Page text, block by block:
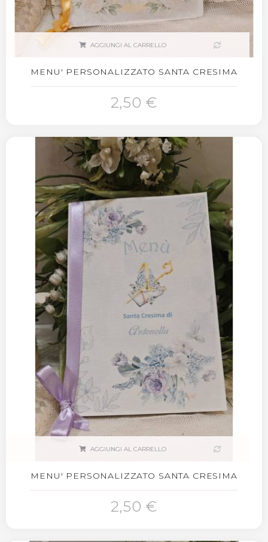
AGGIUNGI AL CARRELLO
MENU' PERSONALIZZATO SANTA CRESIMA
2,50 €
AGGIUNGI AL CARRELLO
MENU' PERSONALIZZATO SANTA CRESIMA
2,50 €